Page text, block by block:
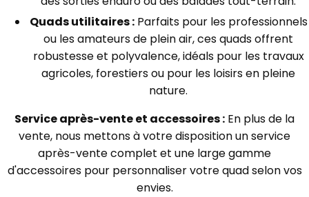
Quads utilitaires :Parfaits pour les professionnels
ou les amateurs de plein air, ces quads offrent
robustesse et polyvalence, idéals pour les travaux
agricoles, forestiers ou pour les loisirs en pleine
nature.
Service après-vente et accessoires : En plus de la
vente, nous mettons à votre disposition un service
après-vente complet et une large gamme
d'accessoires pour personnaliser votre quad selon vos
envies.